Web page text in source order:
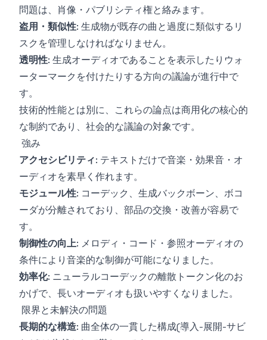
問題は、肖像・パブリシティ権と絡みます。
盗用・類似性: 生成物が既存の曲と過度に類似するリ
スクを管理しなければなりません。
透明性: 生成オーディオであることを表示したりウォ
ーターマークを付けたりする方向の議論が進行中で
す。
技術的性能とは別に、これらの論点は商用化の核心的
な制約であり、社会的な議論の対象です。
強み
アクセシビリティ: テキストだけで音楽・効果音・オ
ーディオを素早く作れます。
モジュール性: コーデック、生成バックボーン、ボコ
ーダが分離されており、部品の交換・改善が容易で
す。
制御性の向上: メロディ・コード・参照オーディオの
条件により音楽的な制御が可能になりました。
効率化: ニューラルコーデックの離散トークン化のお
かげで、長いオーディオも扱いやすくなりました。
限界と未解決の問題
長期的な構造: 曲全体の一貫した構成(導入-展開-サビ